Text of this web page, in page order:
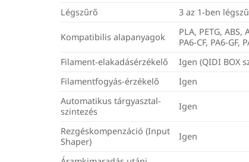
Légszűrő 3 az 1-ben
Kompatibilis alapanyagok
PLA, PETG, ABS,
PA6-CF, PA6-GF,
Filament-elakadásérzékelő
Igen (QIDI BOX
Filamentfogyás-érzékelő
Igen
Automatikus tárgyasztal-
szintezés
Igen
Rezgéskompenzáció (Input
Shaper)
Igen